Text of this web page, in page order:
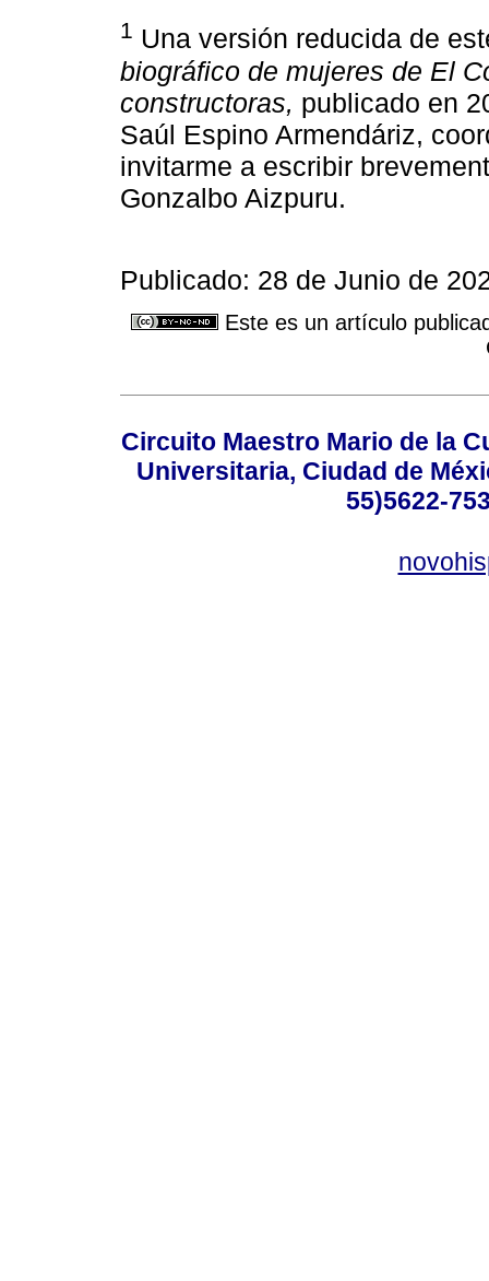
1 Una versión reducida de
biográfico de mujeres de El
constructoras, publicado en
Saúl Espino Armendáriz,
invitarme a escribir
Gonzalbo Aizpuru.
Publicado: 28 de Junio de
Este es un artículo
Circuito Maestro Mario de la
Universitaria, Ciudad de
55)5622-